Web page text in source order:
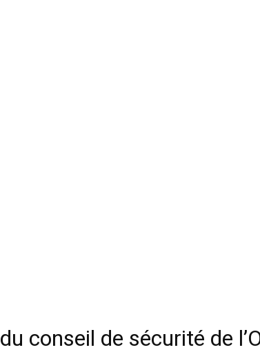
conseil de sécurité de